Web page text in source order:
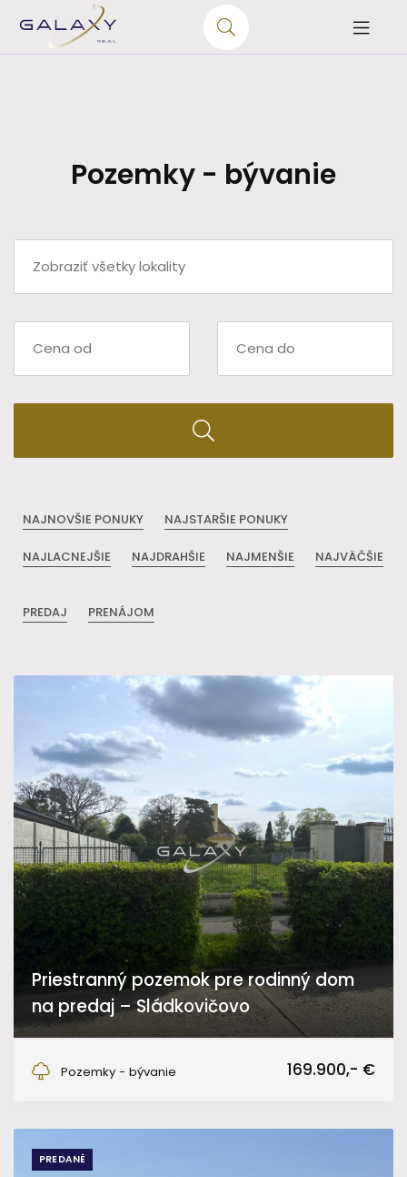
Pozemky - bývanie
NAJNOVŠIE PONUKY NAJSTARŠIE PONUKY
NAJLACNEJŠIE NAJDRAHŠIE NAJMENŠIE NAJVÄČŠIE
PREDAJ PRENÁJOM
Priestranný pozemok pre rodinný dom
na predaj – Sládkovičovo
Pozemky - bývanie
169.900,- €
PREDANÉ